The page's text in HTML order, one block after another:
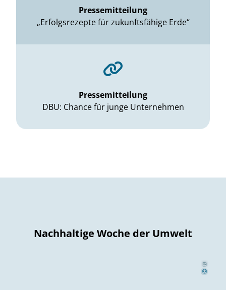
Pressemitteilung
„Erfolgsrezepte für zukunftsfähige Erde“
Pressemitteilung
DBU: Chance für junge Unternehmen
Nachhaltige Woche der Umwelt
©
U
f